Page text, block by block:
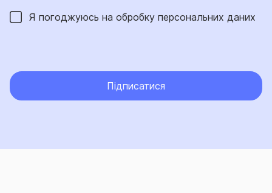
Я погоджуюсь на обробку персональних даних
Підписатися